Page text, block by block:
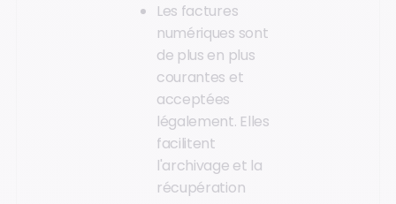
Les factures
numériques sont
de plus en plus
courantes et
acceptées
légalement. Elles
facilitent
l'archivage et la
récupération